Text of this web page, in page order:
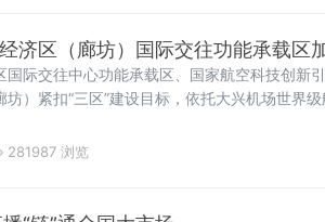
济区（廊坊）国际交往功能承载区
际交往中心功能承载区、国家航空科技创新
）紧扣“三区”建设目标，依托大兴机场世界
281987 浏览